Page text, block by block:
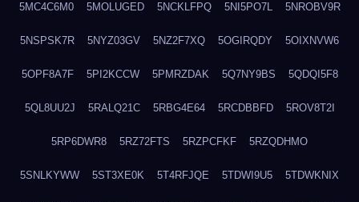
5MC4C6M0 5MOLUGED 5NCKLFPQ 5NI5PO7L 5NROBV9R
5NSPSK7R 5NYZ03GV 5NZ2F7XQ 5OGIRQDY 5OIXNVW6
5OPF8A7F 5PI2KCCW 5PMRZDAK 5Q7NY9BS 5QDQI5F8
5QL8UU2J 5RALQ21C 5RBG4E64 5RCDBBFD 5ROV8T2I
5RP6DWR8 5RZ72FTS 5RZPCFKF 5RZQDHMO
5SNLKYWW 5ST3XE0K 5T4RFJQE 5TDWI9U5 5TDWKNIX